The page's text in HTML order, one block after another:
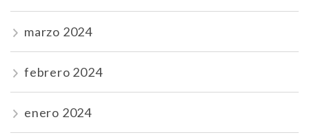
marzo 2024
febrero 2024
enero 2024